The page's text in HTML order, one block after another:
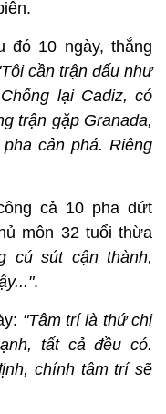
đó 10 ngày, thắng
cần trận đấu như
lại Cadiz, có
trận gặp Granada,
cản phá. Riêng
cả 10 pha dứt
môn 32 tuổi thừa
cú sút cận thành,
.
"Tâm trí là thứ chi
tất cả đều có.
chính tâm trí sẽ